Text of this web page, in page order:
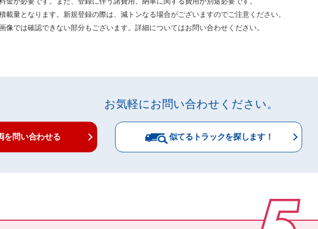
載量となります。新規登録の際は、減トンなる場合がございますのでご注意ください。
像では確認できない部分もございます。詳細についてはお問い合わせください。
お気軽にお問い合わせください。
を問い合わせる 似てるトラックを探します！